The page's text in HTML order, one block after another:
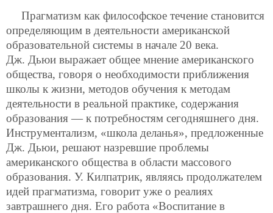
Прагматизм как философское течение становится
определяющим в деятельности американской
образовательной системы в начале 20 века.
Дж. Дьюи выражает общее мнение американского
общества, говоря о необходимости приближения
школы к жизни, методов обучения к методам
деятельности в реальной практике, содержания
образования — к потребностям сегодняшнего дня.
Инструментализм, «школа деланья», предложенные
Дж. Дьюи, решают назревшие проблемы
американского общества в области массового
образования. У. Килпатрик, являясь продолжателем
идей прагматизма, говорит уже о реалиях
завтрашнего дня. Его работа «Воспитание в